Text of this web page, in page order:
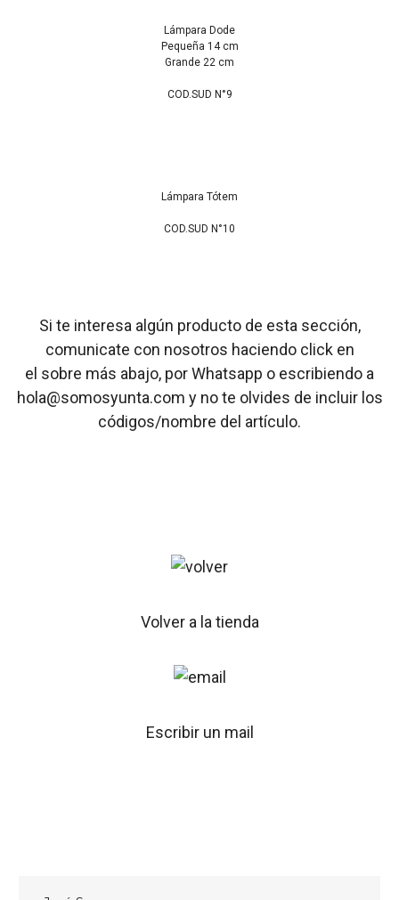
Lámpara Dode
Pequeña 14 cm
Grande 22 cm
COD.SUD N°9
Lámpara Tótem
COD.SUD N°10
Si te interesa algún producto de esta sección,
comunicate con nosotros haciendo click en
el sobre más abajo, por Whatsapp o escribiendo a
hola@somosyunta.com y no te olvides de incluir los
códigos/nombre del artículo.
Volver a la tienda
Escribir un mail